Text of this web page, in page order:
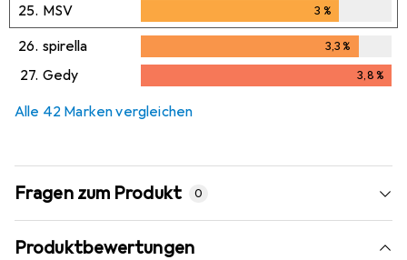
25. MSV 3 %
26. spirella 3,3%
3,3%
27. Gedy 3,8%
Alle 42 Marken vergleichen
Fragen zum Produkt 0
Produktbewertungen